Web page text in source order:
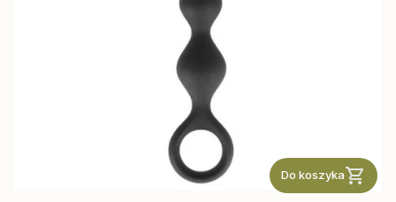
Do koszyka